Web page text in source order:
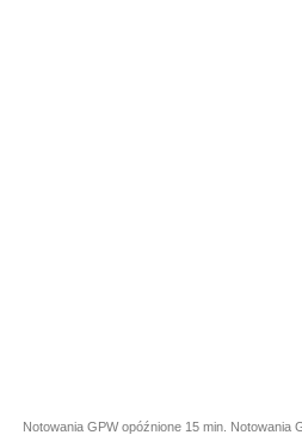
Notowania GPW opóźnione 15 min. Notowania